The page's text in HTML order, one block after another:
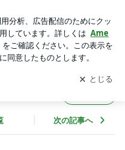
ー津村修二のブログ
新通知
を受け取りまし
開く
次の記事へ